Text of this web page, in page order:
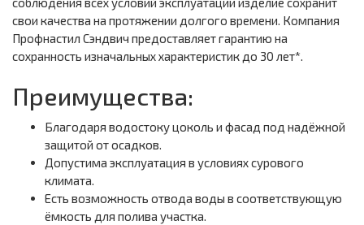
свои качества на протяжении долгого времени. Компания
Профнастил Сэндвич предоставляет гарантию на
сохранность изначальных характеристик до 30 лет*.
Преимущества:
Благодаря водостоку цоколь и фасад под надёжной
защитой от осадков.
Допустима эксплуатация в условиях сурового
климата.
Есть возможность отвода воды в соответствующую
ёмкость для полива участка.